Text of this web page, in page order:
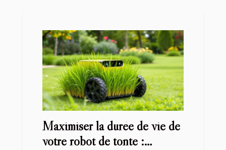
Maximiser la durée de vie de
votre robot de tonte :